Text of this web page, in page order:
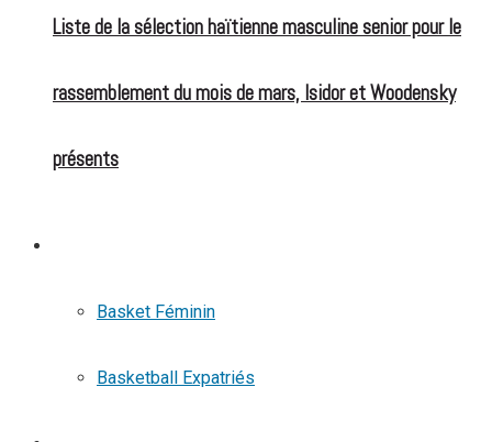
Liste de la sélection haïtienne masculine senior pour le
rassemblement du mois de mars, Isidor et Woodensky
présents
Basket Féminin
Basketball Expatriés